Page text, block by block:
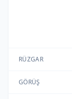
RÜZGAR
GÖRÜŞ